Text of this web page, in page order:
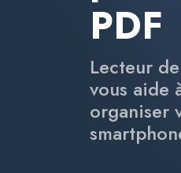
PDF
Lecteur
vous aide
organiser